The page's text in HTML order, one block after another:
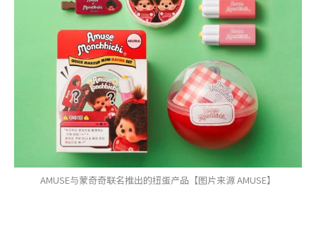
AMUSE与蒙奇奇联名推出的扭蛋产品【图片来源 AMUSE】